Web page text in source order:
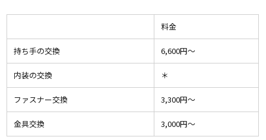
料金
持ち手の交換 6,600円〜
内装の交換 ＊
ファスナー交換 3,300円〜
金具交換 3,000円〜